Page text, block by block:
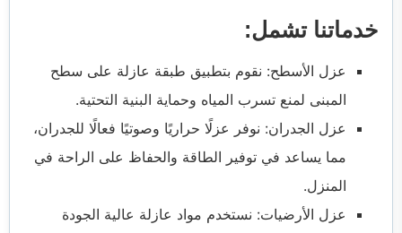
خدماتنا تشمل:
عزل الأسطح: نقوم بتطبيق طبقة عازلة على سطح
المبنى لمنع تسرب المياه وحماية البنية التحتية.
عزل الجدران: نوفر عزلًا حراريًا وصوتيًا فعالًا للجدران،
مما يساعد في توفير الطاقة والحفاظ على الراحة في
المنزل.
عزل الأرضيات: نستخدم مواد عازلة عالية الجودة